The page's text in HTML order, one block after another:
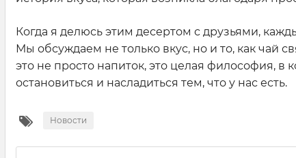
Когда я делюсь этим десертом с друзьями,
Мы обсуждаем не только вкус, но и то, как чай
это не просто напиток, это целая философия,
остановиться и насладиться тем, что у нас есть.
Новости